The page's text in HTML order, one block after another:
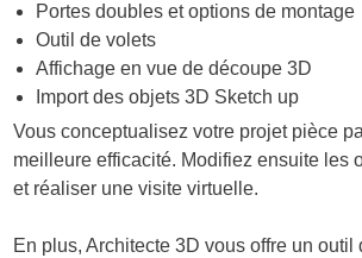
Portes doubles et options de montage
Outil de volets
Affichage en vue de découpe 3D
Import des objets 3D Sketch up
Vous conceptualisez votre projet pièce
meilleure efficacité. Modifiez ensuite les
et réaliser une visite virtuelle.
En plus, Architecte 3D vous offre un outil